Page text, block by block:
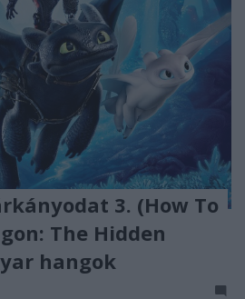
3. (How To
The Hidden
hangok